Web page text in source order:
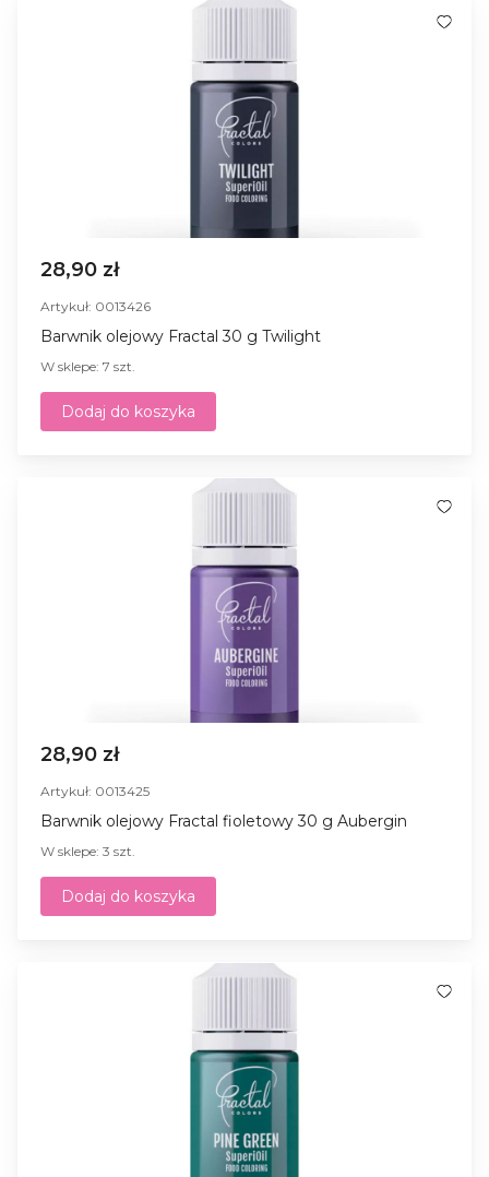
28,90 zł
Artykuł: 0013426
Barwnik olejowy Fractal 30 g Twilight
W sklepe: 7 szt.
Dodaj do koszyka
28,90 zł
Artykuł: 0013425
Barwnik olejowy Fractal fioletowy 30 g Aubergin
W sklepe: 3 szt.
Dodaj do koszyka